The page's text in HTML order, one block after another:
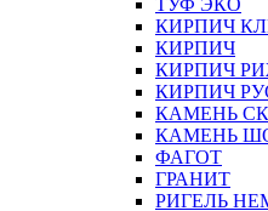
ТУФ ЭКО
КИРПИЧ
КИРПИЧ
КИРПИЧ
КИРПИЧ
КАМЕНЬ
КАМЕНЬ
ФАГОТ
ГРАНИТ
РИГЕЛЬ